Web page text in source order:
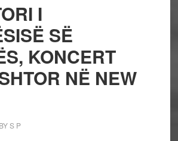
I
SË
KONCERT
NË NEW
BYS P